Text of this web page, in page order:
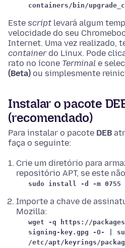
containers/bin/
Este script levará algum
velocidade do seu
Internet. Uma vez realizado,
containerdo Linux. Pode
rato no ícone Terminal e
(Beta) ou simplesmente
Instalar o pacote
(recomendado)
Para instalar o pacote DEB
faça o seguinte:
Crie um diretório para
repositório APT, se este
sudo install -d -m
Importe a chave de
Mozilla:
wget -q https://
signing-key.gpg -O- |
/etc/apt/keyrings/